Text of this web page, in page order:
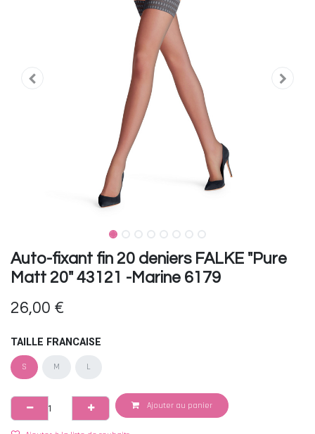
Auto-fixant fin 20 deniers FALKE "Pure
Matt 20" 43121 -Marine 6179
26,00 €
TAILLE FRANCAISE
S M L
Ajouter au panier